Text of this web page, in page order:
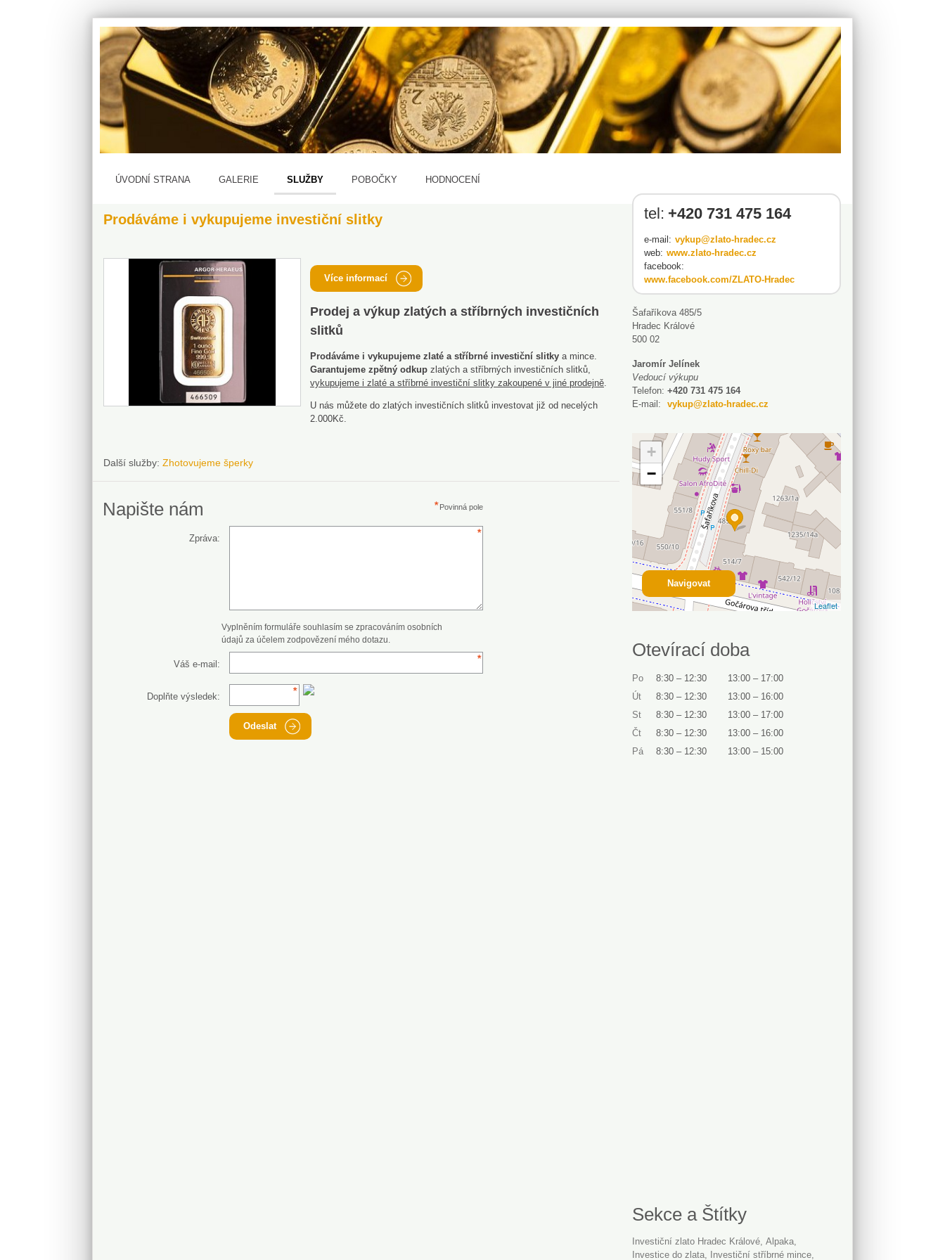
ÚVODNÍ STRANA GALERIE SLUŽBY POBOČKY HODNOCENÍ
Prodáváme i vykupujeme investiční slitky
Více informací
Prodej a výkup zlatých a stříbrných investičních
slitků
Prodáváme i vykupujeme zlaté a stříbrné investiční slitky a mince.
Garantujeme zpětný odkup zlatých a stříbrných investičních slitků,
vykupujeme i zlaté a stříbrné investiční slitky zakoupené v jiné prodejně
U nás můžete do zlatých investičních slitků investovat již od necelých
2.000Kč.
Další služby: Zhotovujeme šperky
Napište nám Povinná pole
Zpráva:
Vyplněním formuláře souhlasím se zpracováním osobních
údajů za účelem zodpovězení mého dotazu.
Váš e-mail:
Doplňte výsledek:
Odeslat
tel: +420 731 475 164
e-mail: vykup@zlato-hradec.cz
web: www.zlato-hradec.cz
facebook:
www.facebook.com/ZLATO-Hradec
Šafaříkova 485/5
Hradec Králové
500 02
Jaromír Jelínek
Vedoucí výkupu
Telefon: +420 731 475 164
E-mail:
vykup@zlato-hradec.cz
+
−
Leaflet
Navigovat
Otevírací doba
Po 8:30 – 12:30 13:00 – 17:00
Út
8:30 – 12:30 13:00 – 16:00
St
8:30 – 12:30 13:00 – 17:00
Čt
8:30 – 12:30 13:00 – 16:00
Pá
8:30 – 12:30 13:00 – 15:00
Sekce a Štítky
Investiční zlato Hradec Králové
alpaka
investice do zlata
investiční stříbrné mince